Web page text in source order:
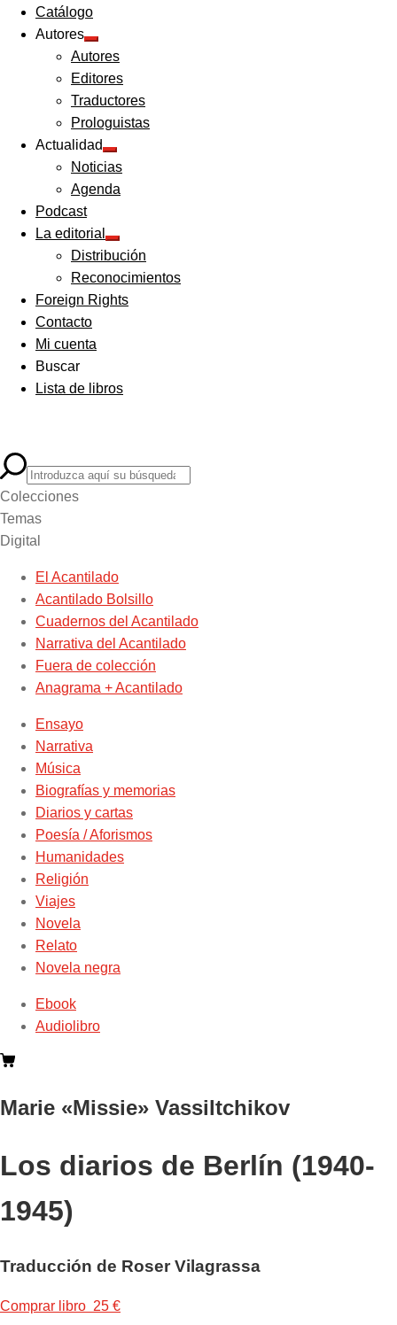
Catálogo
Autores
Expandir
el
menú
hijo
Autores
Editores
Traductores
Prologuistas
Actualidad
Expandir
el
menú
hijo
Noticias
Agenda
Podcast
La editorial
Expandir
el
menú
hijo
Distribución
Reconocimientos
Foreign Rights
Contacto
Mi cuenta
Buscar
Lista de libros
Colecciones
Temas
Digital
El Acantilado
Acantilado Bolsillo
Cuadernos del Acantilado
Narrativa del Acantilado
Fuera de colección
Anagrama + Acantilado
Ensayo
Narrativa
Música
Biografías y memorias
Diarios y cartas
Poesía / Aforismos
Humanidades
Religión
Viajes
Novela
Relato
Novela negra
Ebook
Audiolibro
Marie «Missie» Vassiltchikov
Los diarios de Berlín (1940-
1945)
Traducción de Roser Vilagrassa
Comprar libro 25 €